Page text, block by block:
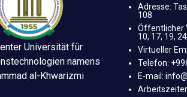
Universität für
namens
al-Khwarizmi
Adresse:
108
Öffentlicher
10, 17, 19,
Virtueller
Telefon:
E-mail: